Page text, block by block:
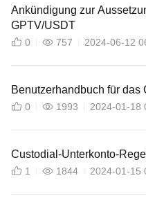
Ankündigung zur
GPTV/USDT
0 757 2024-06-12
Benutzerhandbuch für das
0 1993 2024-01-18
Custodial-Unterkonto-
1 1844 2024-01-15